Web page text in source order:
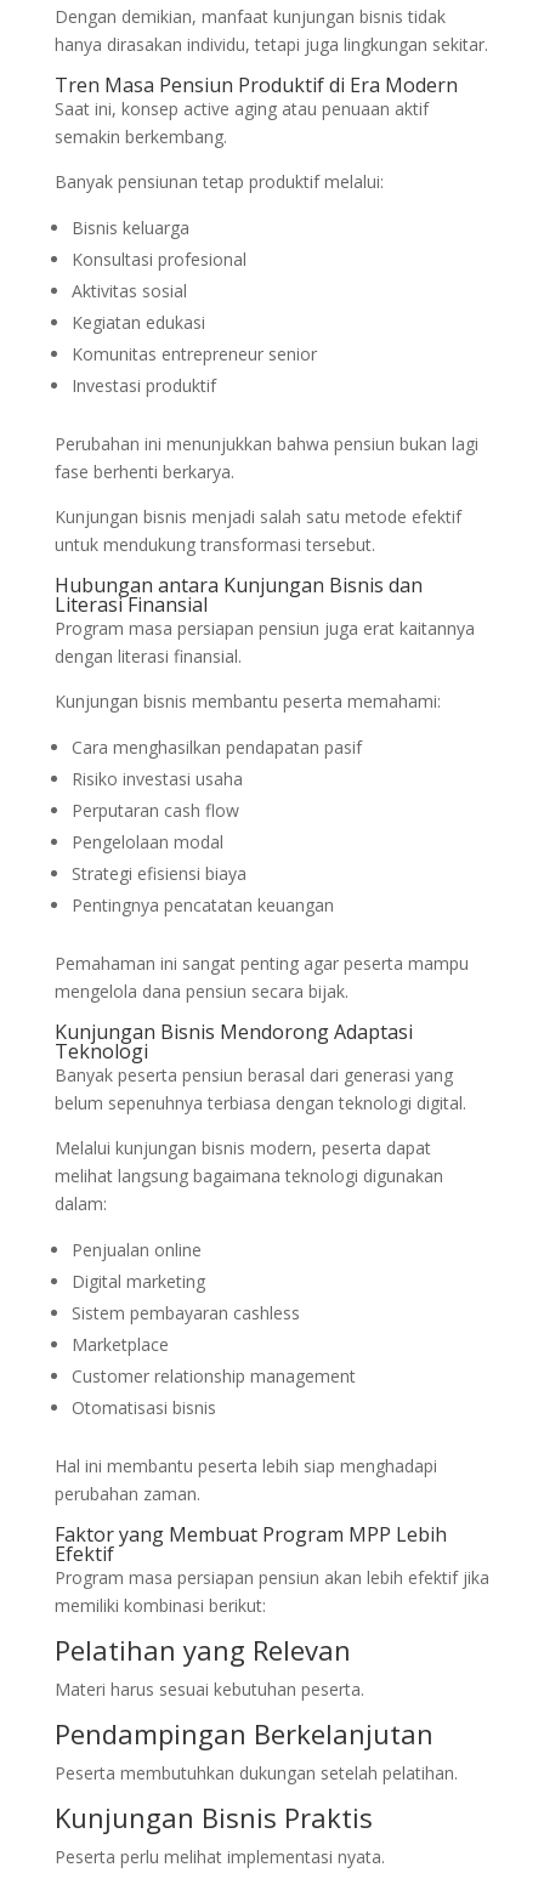
Dengan demikian, manfaat kunjungan bisnis tidak
hanya dirasakan individu, tetapi juga lingkungan sekitar.
Tren Masa Pensiun Produktif di Era Modern
Saat ini, konsep active aging atau penuaan aktif
semakin berkembang.
Banyak pensiunan tetap produktif melalui:
Bisnis keluarga
Konsultasi profesional
Aktivitas sosial
Kegiatan edukasi
Komunitas entrepreneur senior
Investasi produktif
Perubahan ini menunjukkan bahwa pensiun bukan lagi
fase berhenti berkarya.
Kunjungan bisnis menjadi salah satu metode efektif
untuk mendukung transformasi tersebut.
Hubungan antara Kunjungan Bisnis dan
Literasi Finansial
Program masa persiapan pensiun juga erat kaitannya
dengan literasi finansial.
Kunjungan bisnis membantu peserta memahami:
Cara menghasilkan pendapatan pasif
Risiko investasi usaha
Perputaran cash flow
Pengelolaan modal
Strategi efisiensi biaya
Pentingnya pencatatan keuangan
Pemahaman ini sangat penting agar peserta mampu
mengelola dana pensiun secara bijak.
Kunjungan Bisnis Mendorong Adaptasi
Teknologi
Banyak peserta pensiun berasal dari generasi yang
belum sepenuhnya terbiasa dengan teknologi digital.
Melalui kunjungan bisnis modern, peserta dapat
melihat langsung bagaimana teknologi digunakan
dalam:
Penjualan online
Digital marketing
Sistem pembayaran cashless
Marketplace
Customer relationship management
Otomatisasi bisnis
Hal ini membantu peserta lebih siap menghadapi
perubahan zaman.
Faktor yang Membuat Program MPP Lebih
Efektif
Program masa persiapan pensiun akan lebih efektif jika
memiliki kombinasi berikut:
Pelatihan yang Relevan
Materi harus sesuai kebutuhan peserta.
Pendampingan Berkelanjutan
Peserta membutuhkan dukungan setelah pelatihan.
Kunjungan Bisnis Praktis
Peserta perlu melihat implementasi nyata.